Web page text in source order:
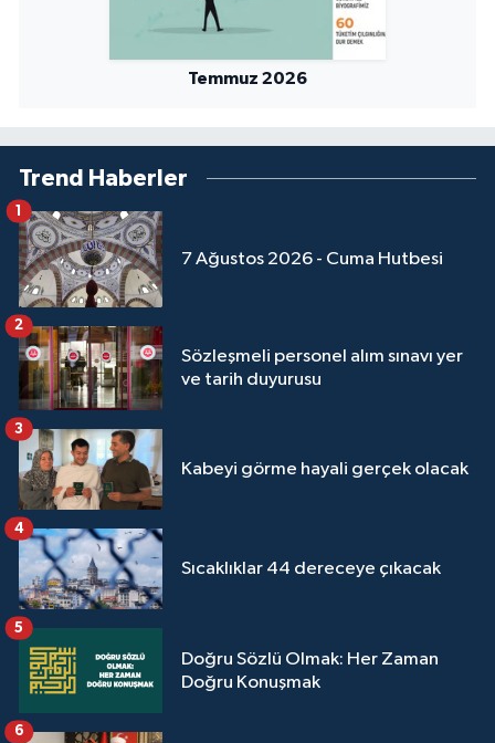
Temmuz 2026
Trend Haberler
7 Ağustos 2026 - Cuma Hutbesi
1
Sözleşmeli personel alım sınavı yer
ve tarih duyurusu
2
Kabeyi görme hayali gerçek olacak
3
Sıcaklıklar 44 dereceye çıkacak
4
Doğru Sözlü Olmak: Her Zaman
Doğru Konuşmak
5
6